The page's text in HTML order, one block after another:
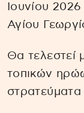
Ιουνίου
Αγίου
Θα τελεστεί
τοπικών
στρατεύματα